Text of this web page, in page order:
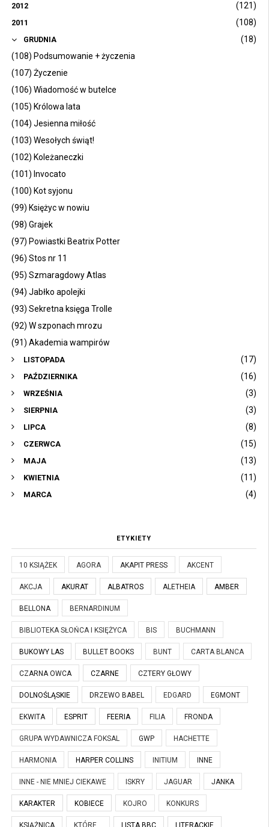
2012 (121)
2011 (108)
GRUDNIA
(18)
(108) Podsumowanie + życzenia
(107) Życzenie
(106) Wiadomość w butelce
(105) Królowa lata
(104) Jesienna miłość
(103) Wesołych świąt!
(102) Koleżaneczki
(101) Invocato
(100) Kot syjonu
(99) Księżyc w nowiu
(98) Grajek
(97) Powiastki Beatrix Potter
(96) Stos nr 11
(95) Szmaragdowy Atlas
(94) Jabłko apolejki
(93) Sekretna księga Trolle
(92) W szponach mrozu
(91) Akademia wampirów
LISTOPADA (17)
PAŹDZIERNIKA (16)
WRZEŚNIA (3)
SIERPNIA (3)
LIPCA (8)
CZERWCA (15)
MAJA (13)
KWIETNIA (11)
MARCA (4)
ETYKIETY
10 KSIĄŻEK AGORA AKAPIT PRESS AKCENT
AKCJA AKURAT ALBATROS ALETHEIA AMBER
BELLONA BERNARDINUM
BIBLIOTEKA SŁOŃCA I KSIĘŻYCA BIS BUCHMANN
BUKOWY LAS BULLET BOOKS BUNT CARTA BLANCA
CZARNA OWCA CZARNE CZTERY GŁOWY
DOLNOŚLĄSKIE DRZEWO BABEL EDGARD EGMONT
EKWITA ESPRIT FEERIA FILIA FRONDA
GRUPA WYDAWNICZA FOKSAL GWP HACHETTE
HARMONIA HARPER COLLINS INITIUM INNE
INNE - NIE MNIEJ CIEKAWE ISKRY JAGUAR JANKA
KARAKTER KOBIECE KOJRO KONKURS
KSIĄŻNICA KTÓRE... LISTA BBC LITERACKIE